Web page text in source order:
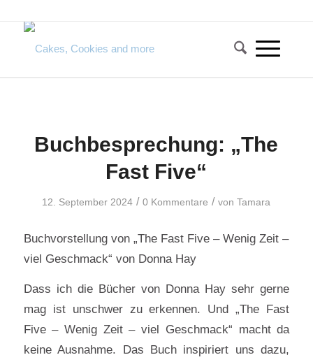
Buchbesprechung: „The
Fast Five“
12. September 2024 / 0 Kommentare / vonTamara
Buchvorstellung von „The Fast Five – Wenig Zeit –
viel Geschmack“ von Donna Hay
Dass ich die Bücher von Donna Hay sehr gerne
mag ist unschwer zu erkennen. Und „The Fast
Five – Wenig Zeit – viel Geschmack“ macht da
keine Ausnahme. Das Buch inspiriert uns dazu,